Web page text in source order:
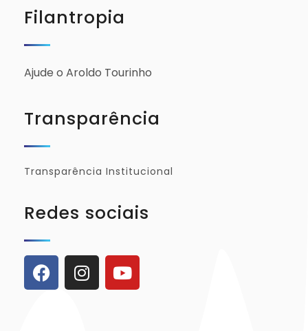
Filantropia
Ajude o Aroldo Tourinho
Transparência
Transparência Institucional
Redes sociais